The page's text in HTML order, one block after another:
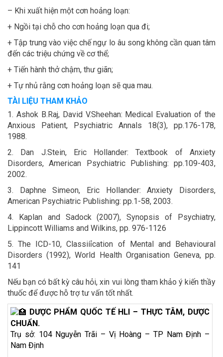
– Khi xuất hiện một cơn hoảng loạn:
+ Ngồi tại chỗ cho cơn hoảng loạn qua đi;
+ Tập trung vào việc chế ngự lo âu song không cần quan tâm
đến các triệu chứng về cơ thể;
+ Tiến hành thở chậm, thư giãn;
+ Tự nhủ rằng cơn hoảng loạn sẽ qua mau.
TÀI LIỆU THAM KHẢO
1. Ashok B.Raj, David V.Sheehan: Medical Evaluation of the
Anxious Patient, Psychiatric Annals 18(3), pp.176-178,
1988.
2. Dan J.Stein, Eric Hollander: Textbook of Anxiety
Disorders, American Psychiatric Publishing: pp.109-403,
2002.
3. Daphne Simeon, Eric Hollander: Anxiety Disorders,
American Psychiatric Publishing: pp.1-58, 2003.
4. Kaplan and Sadock (2007), Synopsis of Psychiatry,
Lippincott Williams and Wilkins, pp. 976-1126
5. The ICD-10, Classiíỉcation of Mental and Behavioural
Disorders (1992), World Health Organisation Geneva, pp.
141
Nếu bạn có bất kỳ câu hỏi, xin vui lòng tham khảo ý kiến thầy
thuốc để được hỗ trợ tư vấn tốt nhất.
DƯỢC PHẨM QUỐC TẾ HLI – THỰC TÂM, DƯỢC
CHUẨN.
Trụ sở: 104 Nguyễn Trãi – Vị Hoàng – TP Nam Định –
Nam Định